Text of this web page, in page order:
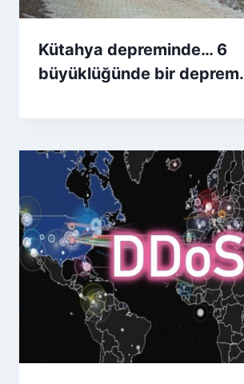
Kütahya depreminde… 6
büyüklüğünde bir deprem.